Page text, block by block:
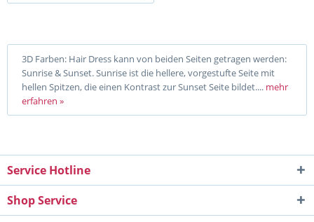
3D Farben: Hair Dress kann von beiden Seiten getragen werden:
Sunrise & Sunset. Sunrise ist die hellere, vorgestufte Seite mit
hellen Spitzen, die einen Kontrast zur Sunset Seite bildet.... mehr
erfahren »
Service Hotline
Shop Service